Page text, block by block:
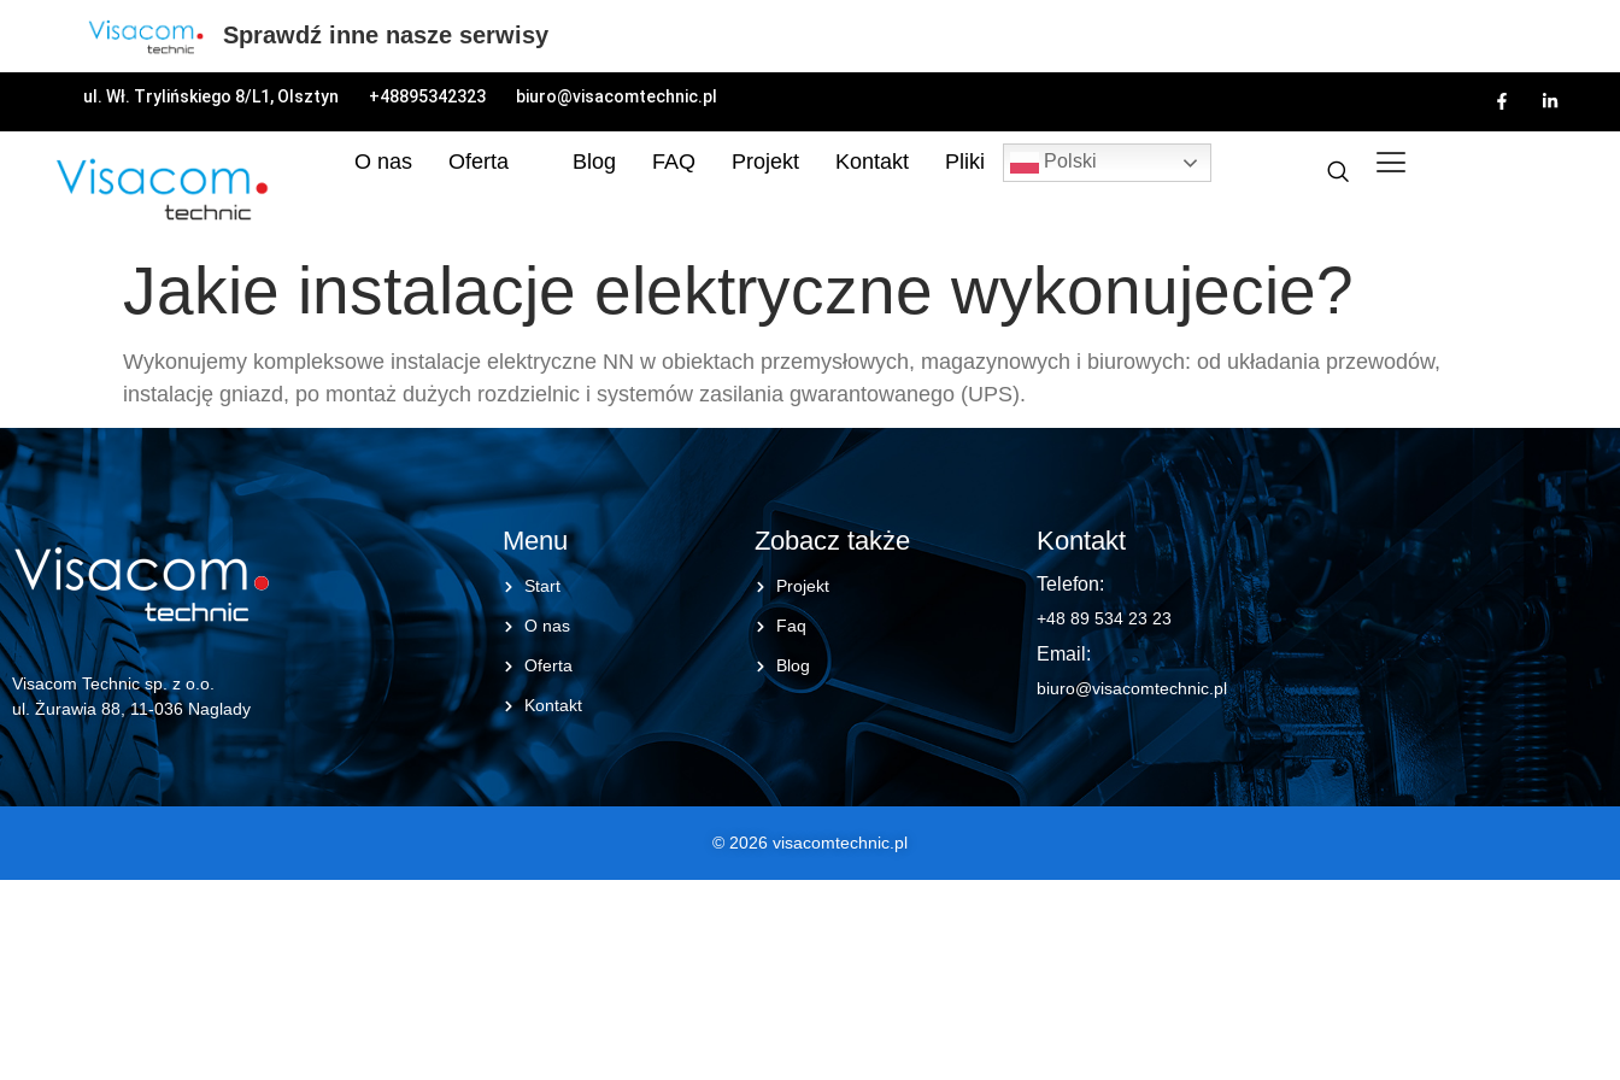
ul. Wł. Trylińskiego 8/L1, Olsztyn +48895342323 biuro@visacomtechnic.pl
O nas Oferta Blog FAQ Projekt Kontakt Pliki Polski
Jakie instalacje elektryczne wykonujecie?
Wykonujemy kompleksowe instalacje elektryczne NN w obiektach przemysłowych, magazynowych i biurowych: od układania przewodów,
instalację gniazd, po montaż dużych rozdzielnic i systemów zasilania gwarantowanego (UPS).
Visacom Technic sp. z o.o.
ul. Żurawia 88, 11-036 Naglady
Menu
Start
O nas
Oferta
Kontakt
Zobacz także
Projekt
Faq
Blog
Kontakt
Telefon:
+48 89 534 23 23
Email:
biuro@visacomtechnic.pl
© 2026 visacomtechnic.pl
Sprawdź inne nasze serwisy